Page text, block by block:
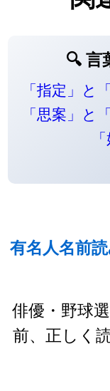
🔍 言
「指定」と
「思案」と
有名人名前
俳優・野球
前、正しく